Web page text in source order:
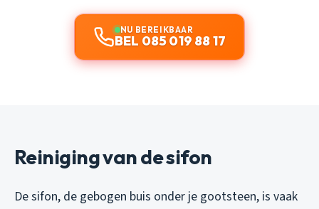
NU BEREIKBAAR
BEL 085 019 88 17
Reiniging van de sifon
De sifon, de gebogen buis onder je gootsteen, is vaak